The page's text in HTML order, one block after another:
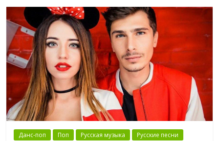
Данс-поп Поп Русская музыка Русские песни